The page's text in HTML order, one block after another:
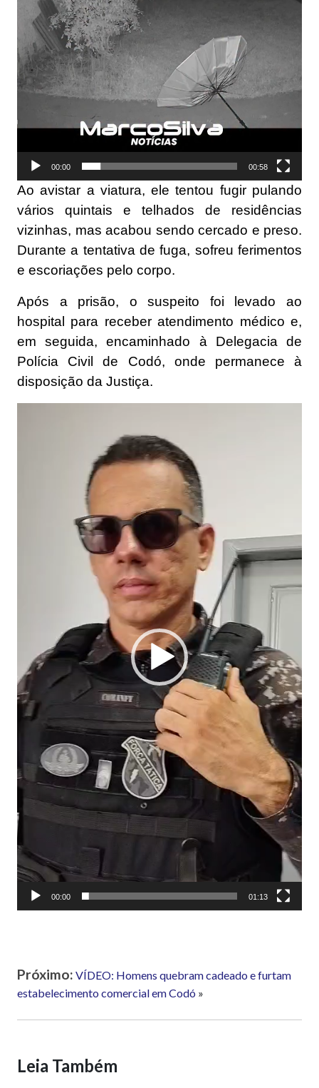
00:00 00:58
Ao avistar a viatura, ele tentou fugir pulando
vários quintais e telhados de residências
vizinhas, mas acabou sendo cercado e preso.
Durante a tentativa de fuga, sofreu ferimentos
e escoriações pelo corpo.
Após a prisão, o suspeito foi levado ao
hospital para receber atendimento médico e,
em seguida, encaminhado à Delegacia de
Polícia Civil de Codó, onde permanece à
disposição da Justiça.
00:00 01:13
Próximo: VÍDEO: Homens quebram cadeado e furtam
estabelecimento comercial em Codó »
Leia Também